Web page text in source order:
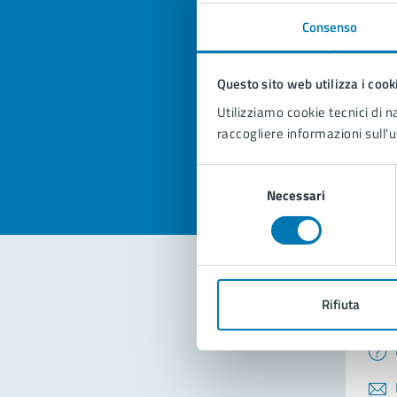
Consenso
Questo sito web utilizza i
Utilizziamo cookie tecnici di
raccogliere informazioni
Necessari
Rifiuta
Valuta